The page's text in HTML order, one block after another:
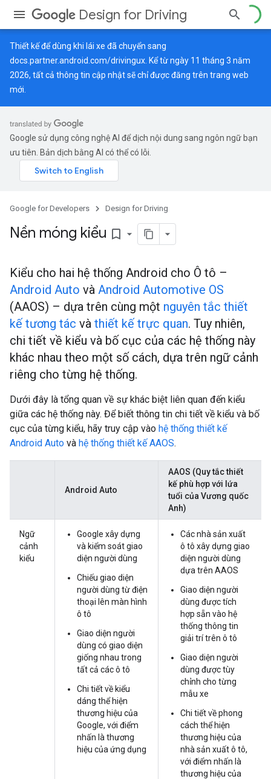
Design for Driving
Thiết kế để dùng khi lái xe đã chuyển sang
docs.partner.android.com/drivingux . Kể từ ngày 11 tháng 3 năm
2026, tất cả thông tin cập nhật sẽ chỉ được đăng trên trang web
mới.
Google sử dụng công nghệ AI để dịch nội dung sang ngôn ngữ bạn
ưu tiên. Bản dịch bằng AI có thể có lỗi.
Google for Developers Design for Driving
Nền móng kiểu bookmark_border
Kiểu cho hai hệ thống Android cho Ô tô –
Android Auto và Android Automotive OS
(AAOS) – dựa trên cùng một nguyên tắc thiết
kế tương tác và thiết kế trực quan. Tuy nhiên,
chi tiết về kiểu và bố cục của các hệ thống này
khác nhau theo một số cách, dựa trên ngữ cảnh
riêng cho từng hệ thống.
Dưới đây là tổng quan về sự khác biệt liên quan đến kiểu
giữa các hệ thống này. Để biết thông tin chi tiết về kiểu và bố
cục của từng kiểu, hãy truy cập vào hệ thống thiết kế
Android Auto và hệ thống thiết kế AAOS.
Android Auto
AAOS (Quy tắc thiết
kế phù hợp với lứa
tuổi của Vương quốc
Anh)
Ngữ
cảnh
kiểu
Google xây dựng
và kiểm soát giao
diện người dùng
Chiếu giao diện
người dùng từ điện
thoại lên màn hình
ô tô
Giao diện người
dùng có giao diện
giống nhau trong
tất cả các ô tô
Chi tiết về kiểu
dáng thể hiện
thương hiệu của
Google, với điểm
nhấn là thương
hiệu của ứng dụng
Các nhà sản xuất
ô tô xây dựng giao
diện người dùng
dựa trên AAOS
Giao diện người
dùng được tích
hợp sẵn vào hệ
thống thông tin
giải trí trên ô tô
Giao diện người
dùng được tùy
chỉnh cho từng
mẫu xe
Chi tiết về phong
cách thể hiện
thương hiệu của
nhà sản xuất ô tô,
với điểm nhấn là
thương hiệu của